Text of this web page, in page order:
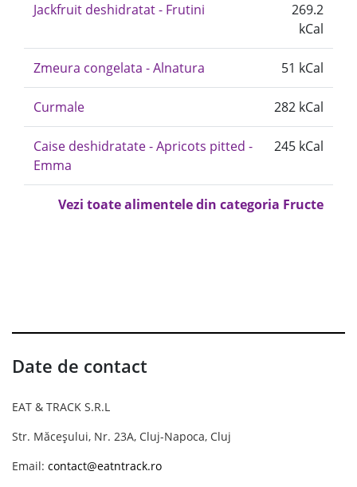
Jackfruit deshidratat - Frutini
269.2
kCal
Zmeura congelata - Alnatura 51 kCal
Curmale 282 kCal
Caise deshidratate - Apricots pitted -
Emma
245 kCal
Vezi toate alimentele din categoria Fructe
Date de contact
EAT & TRACK S.R.L
Str. Măceșului, Nr. 23A, Cluj-Napoca, Cluj
Email: contact@eatntrack.ro